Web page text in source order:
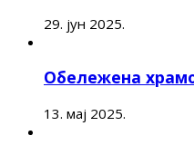
29. јун 2025.
Обележена
13. мај 2025.